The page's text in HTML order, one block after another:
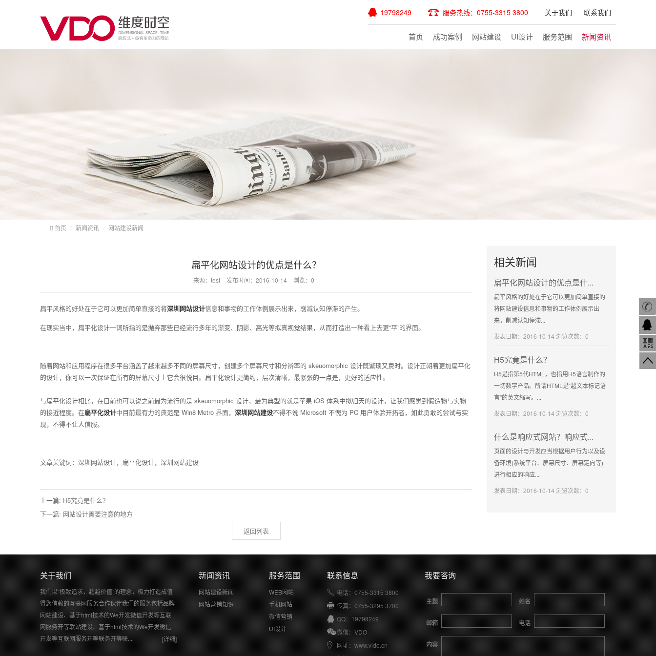
19798249 服务热线：0755-3315 3800 关于我们 联系我们
首页 成功案例 网站建设 UI设计 服务范围 新闻资讯
首页 新闻资讯 网站建设新闻
扁平化网站设计的优点是什么？
来源：test 发布时间：2016-10-14 浏览：0
扁平风格的好处在于它可以更加简单直接的将深圳网站设计信息和事物的工作体例展示出来，削减认知停滞的产生。
在现实当中，扁平化设计一词所指的是抛弃那些已经流行多年的渐变、阴影、高光等拟真视觉结果，从而打造出一种看上去更“平”的界面。
随着网站和应用程序在很多平台涵盖了越来越多不同的屏幕尺寸，创建多个屏幕尺寸和分辨率的 skeuomorphic 设计既繁琐又费时。设计正朝着更加扁平化
的设计，你可以一次保证在所有的屏幕尺寸上它会很悦目。扁平化设计更简约，层次清晰，最紧张的一点是，更好的适应性。
与扁平化设计相比，在目前也可以说之前最为流行的是 skeuomorphic 设计，最为典型的就是苹果 iOS 体系中拟归天的设计，让我们感觉到假造物与实物
的接近程度。在扁平化设计中目前最有力的典范是 Win8 Metro 界面， 深圳网站建设不得不说 Microsoft 不愧为 PC 用户体验开拓者，如此勇敢的尝试与实
现，不得不让人信服。
文章关键词：深圳网站设计，扁平化设计，深圳网站建设
上一篇: H5究竟是什么？
下一篇: 网站设计需要注意的地方
返回列表
相关新闻
扁平化网站设计的优点是什...
扁平风格的好处在于它可以更加简单直接的
将网站建设信息和事物的工作体例展示出
来，削减认知停滞...
发表日期：2016-10-14 浏览次数：0
H5究竟是什么？
H5是指第5代HTML，也指用H5语言制作的
一切数字产品。所谓HTML是“超文本标记语
言”的英文缩写。...
发表日期：2016-10-14 浏览次数：0
什么是响应式网站？响应式...
页面的设计与开发应当根据用户行为以及设
备环境(系统平台、屏幕尺寸、屏幕定向等)
进行相应的响应...
发表日期：2016-10-14 浏览次数：0
关于我们
我们以“极致追求，超越价值”的理念，极力打造成值
得您信赖的互联网服务合作伙伴我们的服务包括品牌
网站建设、基于html技术的We开发微信开发等互联
网服务开等联站建设、基于html技术的We开发微信
开发等互联网服务开等联务开等联...
[详细]
新闻资讯
网站建设新闻
网站营销知识
服务范围
WEB网站
手机网站
微信营销
UI设计
联系信息
电话：0755-3315 3800
传真：0755-3295 3700
QQ：19798249
微信：VDO
网址：www.vido.cn
我要咨询
主题 姓名
邮箱 电话
内容